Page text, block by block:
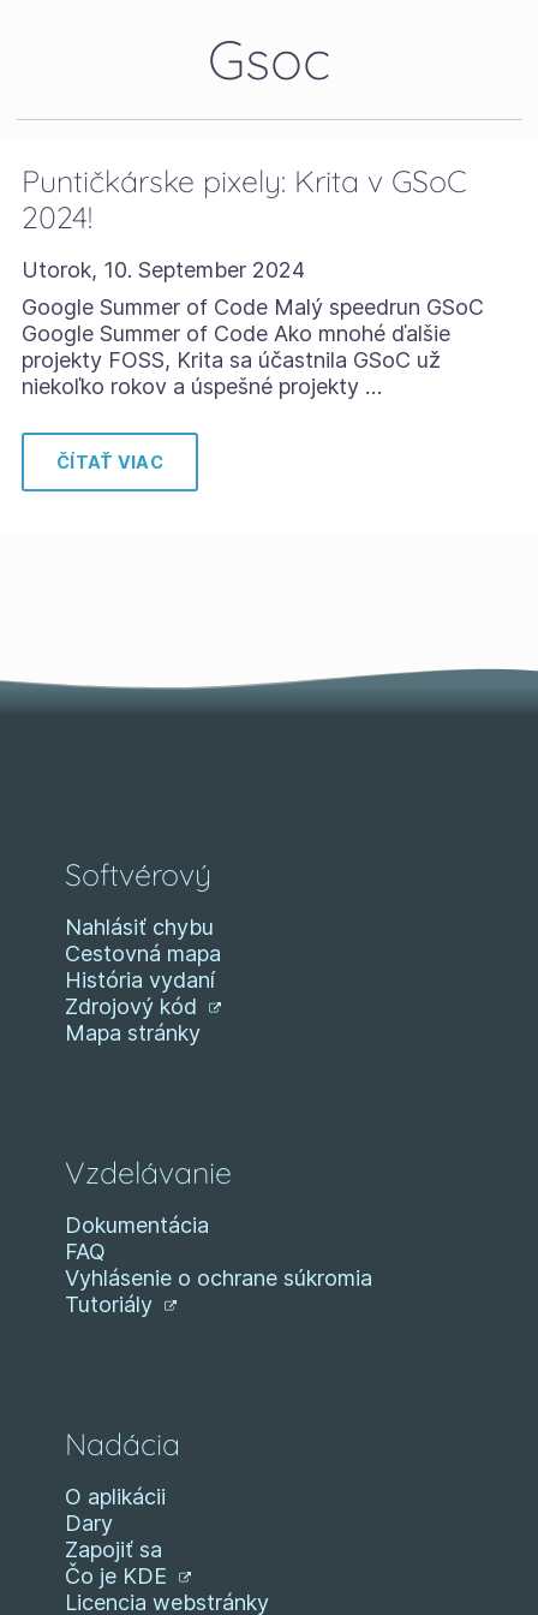
Gsoc
Puntičkárske pixely: Krita v GSoC
2024!
Utorok, 10. September 2024
Google Summer of Code Malý speedrun GSoC
Google Summer of Code Ako mnohé ďalšie
projekty FOSS, Krita sa účastnila GSoC už
niekoľko rokov a úspešné projekty …
ČÍTAŤ VIAC
Softvérový
Nahlásiť chybu
Cestovná mapa
História vydaní
Zdrojový kód
Mapa stránky
Vzdelávanie
Dokumentácia
FAQ
Vyhlásenie o ochrane súkromia
Tutoriály
Nadácia
O aplikácii
Dary
Zapojiť sa
Čo je KDE
Licencia webstránky